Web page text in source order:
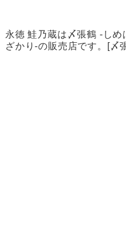
永徳 鮭乃蔵は〆張鶴 -しめ
ざかり-の販売店です。[〆